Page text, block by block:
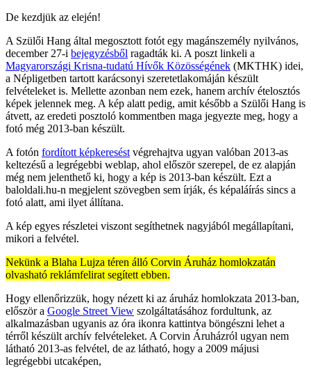
De kezdjük az elején!
A Szülői Hang által megosztott fotót egy magánszemély nyilvános,
december 27-i bejegyzésből ragadták ki. A poszt linkeli a
Magyarországi Krisna-tudatú Hívők Közösségének (MKTHK) idei,
a Népligetben tartott karácsonyi szeretetlakomáján készült
felvételeket is. Mellette azonban nem ezek, hanem archív ételosztós
képek jelennek meg. A kép alatt pedig, amit később a Szülői Hang is
átvett, az eredeti posztoló kommentben maga jegyezte meg, hogy a
fotó még 2013-ban készült.
A fotón fordított képkeresést végrehajtva ugyan valóban 2013-as
keltezésű a legrégebbi weblap, ahol először szerepel, de ez alapján
még nem jelenthető ki, hogy a kép is 2013-ban készült. Ezt a
baloldali.hu-n megjelent szövegben sem írják, és képaláírás sincs a
fotó alatt, ami ilyet állítana.
A kép egyes részletei viszont segíthetnek nagyjából megállapítani,
mikori a felvétel.
Nekünk a Blaha Lujza téren álló Corvin Áruház homlokzatán
olvasható reklámfelirat segített ebben.
Hogy ellenőrizzük, hogy nézett ki az áruház homlokzata 2013-ban,
először a Google Street View szolgáltatásához fordultunk, az
alkalmazásban ugyanis az óra ikonra kattintva böngészni lehet a
térről készült archív felvételeket. A Corvin Áruházról ugyan nem
látható 2013-as felvétel, de az látható, hogy a 2009 májusi
legrégebbi utcaképen,